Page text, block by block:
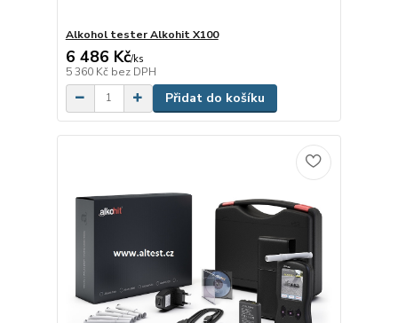
Alkohol tester Alkohit X100
6 486 Kč/ks
5 360 Kč bez DPH
Přidat do košíku